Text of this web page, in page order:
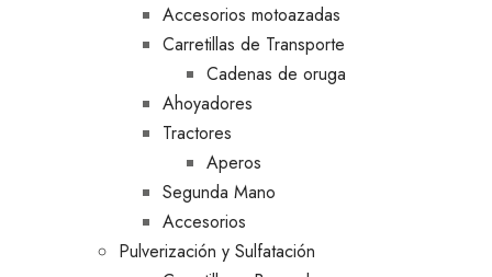
Accesorios motoazadas
Carretillas de Transporte
Cadenas de oruga
Ahoyadores
Tractores
Aperos
Segunda Mano
Accesorios
Pulverización y Sulfatación